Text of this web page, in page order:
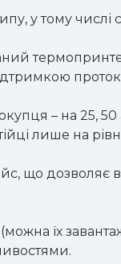
у тому числі
– на 25, 50
лише на
що дозволяє
їх